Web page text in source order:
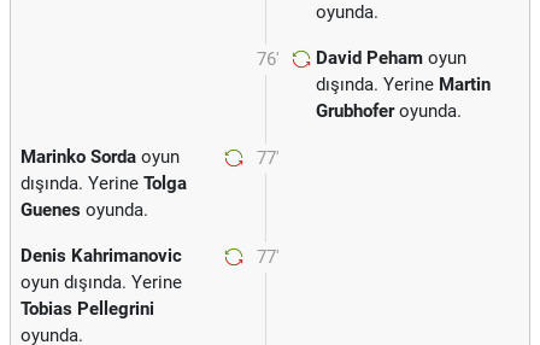
oyunda.
76' David Peham oyun
dışında. Yerine Martin
Grubhoferoyunda.
77'
Marinko Sorda oyun
dışında. Yerine Tolga
Guenes oyunda.
77'
Denis Kahrimanovic
oyun dışında. Yerine
Tobias Pellegrini
oyunda.